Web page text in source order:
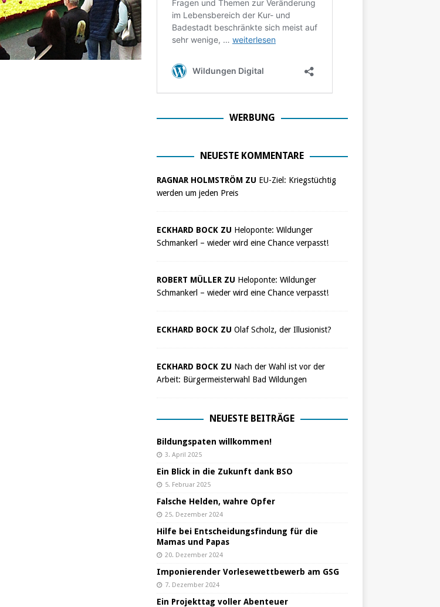
WERBUNG
NEUESTE KOMMENTARE
RAGNAR HOLMSTRÖM ZU EU-Ziel: Kriegstüchtig
werden um jeden Preis
ECKHARD BOCK ZU Heloponte: Wildunger
Schmankerl – wieder wird eine Chance verpasst!
ROBERT MÜLLER ZU Heloponte: Wildunger
Schmankerl – wieder wird eine Chance verpasst!
ECKHARD BOCK ZU Olaf Scholz, der Illusionist?
ECKHARD BOCK ZU Nach der Wahl ist vor der
Arbeit: Bürgermeisterwahl Bad Wildungen
NEUESTE BEITRÄGE
Bildungspaten willkommen!
3. April 2025
Ein Blick in die Zukunft dank BSO
5. Februar 2025
Falsche Helden, wahre Opfer
25. Dezember 2024
Hilfe bei Entscheidungsfindung für die
Mamas und Papas
20. Dezember 2024
Imponierender Vorlesewettbewerb am GSG
7. Dezember 2024
Ein Projekttag voller Abenteuer